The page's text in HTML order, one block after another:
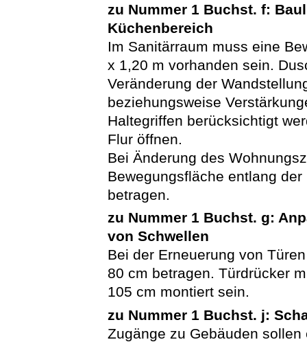
zu Nummer 1 Buchst. f:
Küchenbereich
Im Sanitärraum muss eine
x 1,20 m vorhanden sein.
Veränderung der
beziehungsweise
Haltegriffen berücksichtigt
Flur öffnen.
Bei Änderung des
Bewegungsfläche entlang
betragen.
zu Nummer 1 Buchst. g:
von Schwellen
Bei der Erneuerung von
80 cm betragen. Türdrücker
105 cm montiert sein.
zu Nummer 1 Buchst. j:
Zugänge zu Gebäuden